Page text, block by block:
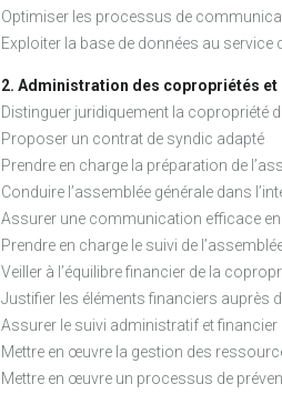
Optimiser les processus de
Exploiter la base de données au
2. Administration des copropriétés et
Distinguer juridiquement la copropriété
Proposer un contrat de syndic adapté
Prendre en charge la préparation de
Conduire l’assemblée générale dans
Assurer une communication efficace en
Prendre en charge le suivi de
Veiller à l’équilibre financier de la
Justifier les éléments financiers auprès
Assurer le suivi administratif et
Mettre en œuvre la gestion des
Mettre en œuvre un processus de